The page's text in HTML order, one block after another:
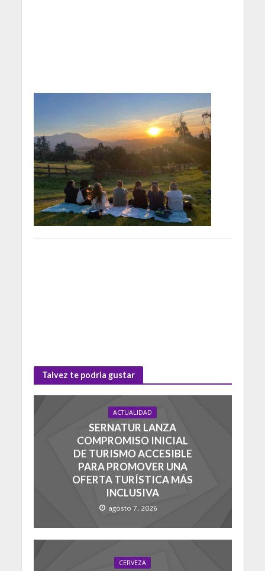
Talvez te podria gustar
ACTUALIDAD
SERNATUR LANZA
COMPROMISO INICIAL
DE TURISMO ACCESIBLE
PARA PROMOVER UNA
OFERTA TURÍSTICA MÁS
INCLUSIVA
agosto 7, 2026
CERVEZA